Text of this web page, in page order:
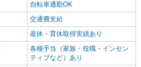
自転車通勤OK
交通費支給
産休・育休取得実績あり
各種手当（家族・役職・インセン
ティブなど）あり